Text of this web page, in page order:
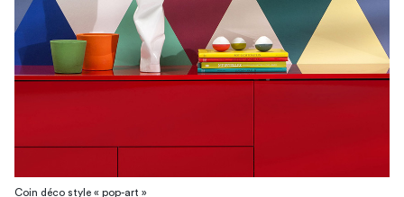
Coin déco style « pop-art »